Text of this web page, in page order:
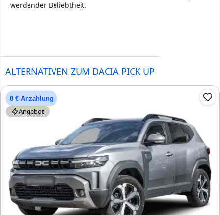
werdender Beliebtheit.
ALTERNATIVEN ZUM DACIA PICK UP
0 € Anzahlung
Angebot